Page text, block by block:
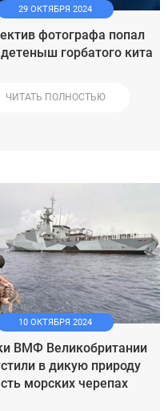
29 ОКТЯБРЯ 2024
фотографа попал
горбатого кита
ЧИТАТЬ ПОЛНОСТЬЮ
10 ОКТЯБРЯ 2024
ВМФ Великобритании
в дикую природу
морских черепах